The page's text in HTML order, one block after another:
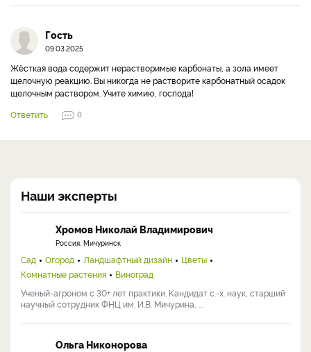
Гость
09.03.2025
Жёсткая вода содержит нерастворимые карбонаты, а зола имеет
щелочную реакцию. Вы никогда не растворите карбонатный осадок
щелочным раствором. Учите химию, господа!
Ответить
0
Наши эксперты
Хромов Николай Владимирович
Россия, Мичуринск
Сад Огород Ландшафтный дизайн
Цветы
Комнатные растения
Виноград
Ученый-агроном с 30+ лет практики. Кандидат с.-х. наук, старший
научный сотрудник ФНЦ им. И.В. Мичурина, ...
Ольга Никонорова